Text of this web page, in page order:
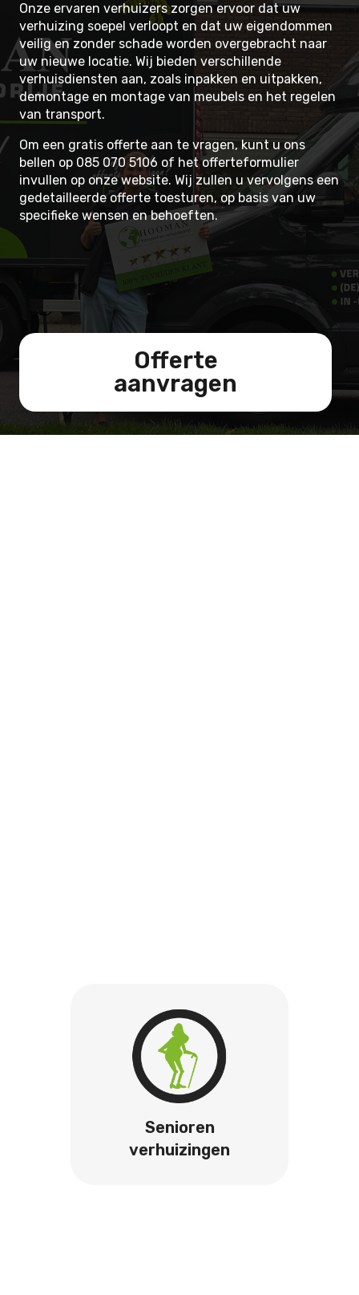
Onze ervaren verhuizers zorgen ervoor dat uw
verhuizing soepel verloopt en dat uw eigendommen
veilig en zonder schade worden overgebracht naar
uw nieuwe locatie. Wij bieden verschillende
verhuisdiensten aan, zoals inpakken en uitpakken,
demontage en montage van meubels en het regelen
van transport.
Om een gratis offerte aan te vragen, kunt u ons
bellen op 085 070 5106 of het offerteformulier
invullen op onze website. Wij zullen u vervolgens een
gedetailleerde offerte toesturen, op basis van uw
specifieke wensen en behoeften.
Offerte
aanvragen
Senioren
verhuizingen